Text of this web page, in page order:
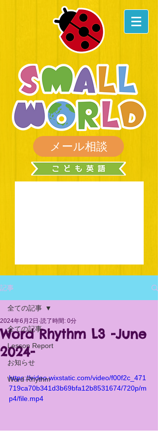
メール相談
記事
全ての記事
Lesson Report
お知らせ
Word Rhythm
全ての記事
Word Rhythm L3 -June
2024-
2024年6月2日 読了時間: 0分
https://video.wixstatic.com/video/f00f2c_471
719ca70b341d3b69bfa12b8531674/720p/m
p4/file.mp4